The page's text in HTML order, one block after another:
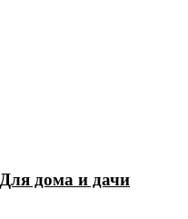
Для дома и дачи